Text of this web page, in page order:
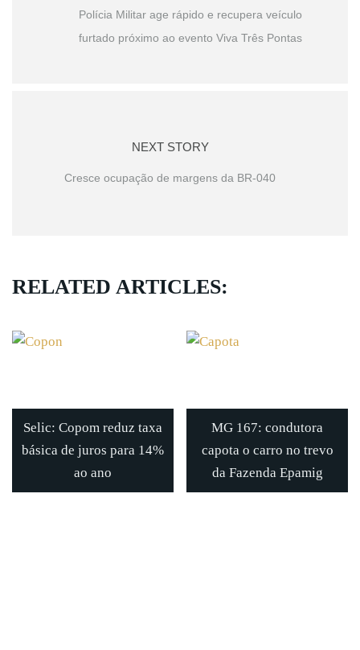
Polícia Militar age rápido e recupera veículo
furtado próximo ao evento Viva Três Pontas
NEXT STORY
Cresce ocupação de margens da BR-040
RELATED ARTICLES:
Selic: Copom reduz taxa
básica de juros para 14%
ao ano
MG 167: condutora
capota o carro no trevo
da Fazenda Epamig